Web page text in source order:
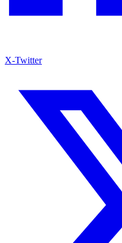
X-Twitter